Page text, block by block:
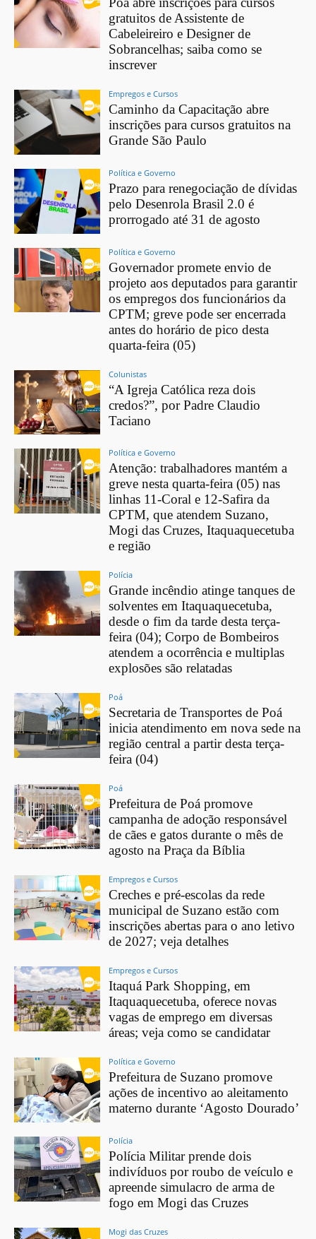
gratuitos de Assistente de
Cabeleireiro e Designer de
Sobrancelhas; saiba como se
inscrever
Empregos e Cursos
Caminho da Capacitação abre
inscrições para cursos gratuitos na
Grande São Paulo
Política e Governo
Prazo para renegociação de dívidas
pelo Desenrola Brasil 2.0 é
prorrogado até 31 de agosto
Política e Governo
Governador promete envio de
projeto aos deputados para garantir
os empregos dos funcionários da
CPTM; greve pode ser encerrada
antes do horário de pico desta
quarta-feira (05)
Colunistas
“A Igreja Católica reza dois
credos?”, por Padre Claudio
Taciano
Política e Governo
Atenção: trabalhadores mantém a
greve nesta quarta-feira (05) nas
linhas 11-Coral e 12-Safira da
CPTM, que atendem Suzano,
Mogi das Cruzes, Itaquaquecetuba
e região
Polícia
Grande incêndio atinge tanques de
solventes em Itaquaquecetuba,
desde o fim da tarde desta terça-
feira (04); Corpo de Bombeiros
atendem a ocorrência e multiplas
explosões são relatadas
Poá
Secretaria de Transportes de Poá
inicia atendimento em nova sede na
região central a partir desta terça-
feira (04)
Poá
Prefeitura de Poá promove
campanha de adoção responsável
de cães e gatos durante o mês de
agosto na Praça da Bíblia
Empregos e Cursos
Creches e pré-escolas da rede
municipal de Suzano estão com
inscrições abertas para o ano letivo
de 2027; veja detalhes
Empregos e Cursos
Itaquá Park Shopping, em
Itaquaquecetuba, oferece novas
vagas de emprego em diversas
áreas; veja como se candidatar
Política e Governo
Prefeitura de Suzano promove
ações de incentivo ao aleitamento
materno durante ‘Agosto Dourado’
Polícia
Polícia Militar prende dois
indivíduos por roubo de veículo e
apreende simulacro de arma de
fogo em Mogi das Cruzes
Mogi das Cruzes